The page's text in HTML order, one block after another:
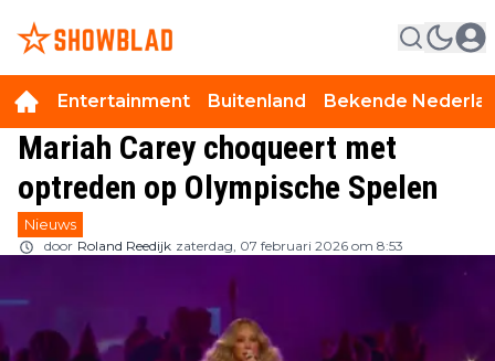
Entertainment Buitenland Bekende
Mariah Carey choqueert met
optreden op Olympische Spelen
Nieuws
door Roland Reedijk zaterdag, 07 februari 2026 om 8:53